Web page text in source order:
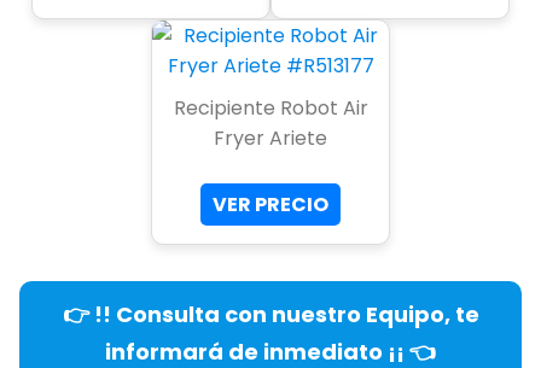
Recipiente Robot Air
Fryer Ariete
VER PRECIO
👉 !! Consulta con nuestro Equipo, te
informará de inmediato ¡¡ 👈